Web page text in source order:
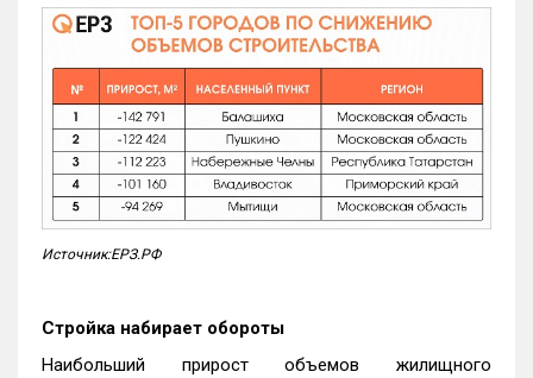
Источник:ЕРЗ.РФ
Стройка набирает обороты
Наибольший прирост объемов жилищного